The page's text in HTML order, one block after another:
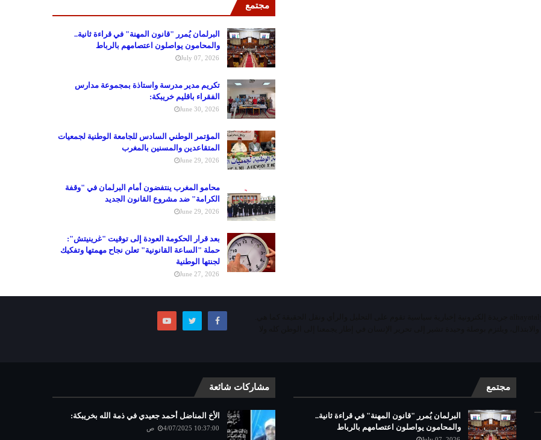
مجتمع
البرلمان يُمرر "قانون المهنة" في قراءة ثانية..
والمحامون يواصلون اعتصامهم بالرباط
July 07, 2026
تكريم مدير مدرسة واستاذة بمجموعة مدارس
الفقراء باقليم خريبكة:
June 30, 2026
المؤتمر الوطني السادس للجامعة الوطنية لجمعيات
المتقاعدين والمسنين بالمغرب
June 29, 2026
محامو المغرب ينتفضون أمام البرلمان في "وقفة
الكرامة" ضد مشروع القانون الجديد
June 29, 2026
بعد قرار الحكومة العودة إلى توقيت "غرينيتش":
حملة "الساعة القانونية" تعلن نجاح مهمتها وتفكيك
لجنتها الوطنية
June 27, 2026
مجتمع
البرلمان يُمرر "قانون المهنة" في قراءة ثانية..
والمحامون يواصلون اعتصامهم بالرباط
مشاركات شائعة
الأخ المناضل أحمد جعيدي في ذمة الله بخريبكة:
4/07/2025 10:37:00 ص